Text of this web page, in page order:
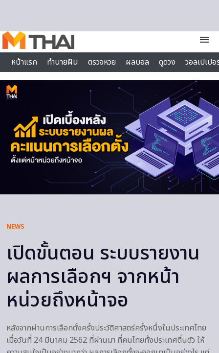
menu
หน้าแรก
ทำนายฝัน ตรวจหวย ผลบอล ดูดวง
วอลเปเป
ไลฟ์สไตล์
NEWS
เปิดขั้นตอน ระบบรายงาน
ผลการเลือกฯ จากหน้า
หน่วยถึงหน้าจอ
หลังจากผ่านการเลือกตั้งครั้งประวัติศาสตร์ครั้งหนึ่งในประเทศไทย
เมื่อวันที่ 24 มีนาคม 2562 ที่ผ่านมา ที่คนไทยทั้งประเทศตื่นตัว ให้